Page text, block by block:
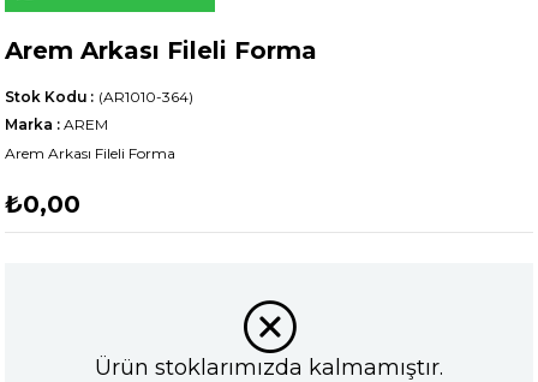
Arem Arkası Fileli Forma
(AR1010-364)
Stok Kodu
Marka : AREM
Arem Arkası Fileli Forma
₺0,00
Ürün stoklarımızda kalmamıştır.